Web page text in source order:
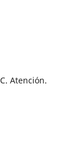
Atención.